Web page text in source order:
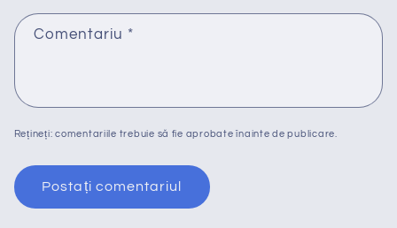
Comentariu *
Rețineți: comentariile trebuie să fie aprobate înainte de publicare.